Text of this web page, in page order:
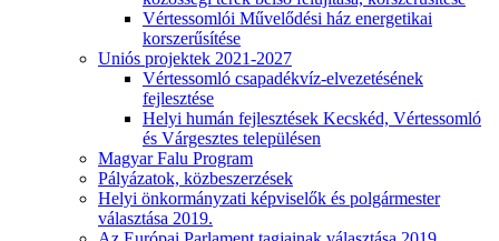
Vértessomlói Művelődési ház energetikai
korszerűsítése
Uniós projektek 2021-2027
Vértessomló csapadékvíz-elvezetésének
fejlesztése
Helyi humán fejlesztések Kecskéd, Vértessomló
és Várgesztes településen
Magyar Falu Program
Pályázatok, közbeszerzések
Helyi önkormányzati képviselők és polgármester
választása 2019.